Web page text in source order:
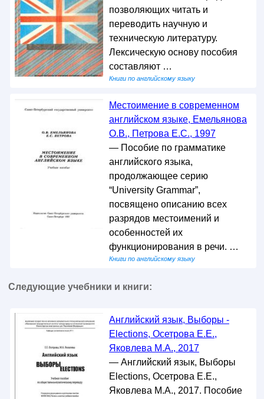
позволяющих читать и
переводить научную и
техническую литературу.
Лексическую основу пособия
составляют …
Книги по английскому языку
Местоимение в современном
английском языке, Емельянова
О.В., Петрова E.С., 1997
— Пособие по грамматике
английского языка,
продолжающее серию
“University Grammar”,
посвящено описанию всех
разрядов местоимений и
особенностей их
функционирования в речи. …
Книги по английскому языку
Следующие учебники и книги:
Английский язык, Выборы -
Elections, Осетрова Е.Е.,
Яковлева М.А., 2017
— Английский язык, Выборы
Elections, Осетрова Е.Е.,
Яковлева М.А., 2017. Пособие